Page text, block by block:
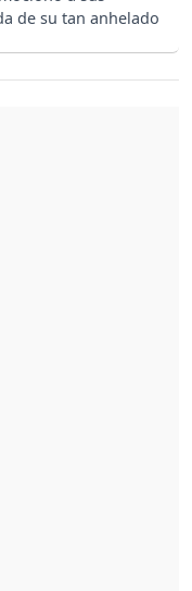
de su tan anhelado